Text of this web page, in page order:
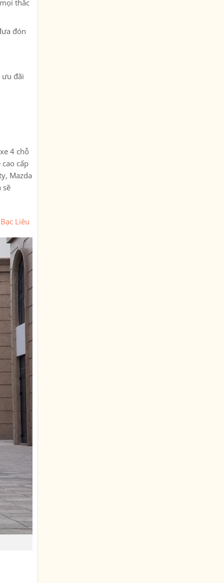
thắc
đón
ưu đãi
4 chỗ
cấp
Mazda
sẽ
Liêu